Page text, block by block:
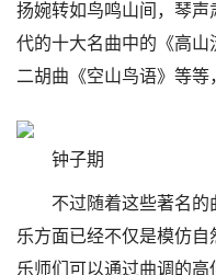
扬婉转如鸟鸣山间，琴
代的十大名曲中的《高山
二胡曲《空山鸟语》等等
钟子期
不过随着这些著名
乐方面已经不仅是模仿
乐师们可以通过曲调的